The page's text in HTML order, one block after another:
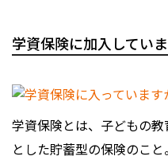
学資保険に加入してい
学資保険とは、子どもの
とした貯蓄型の保険のこ